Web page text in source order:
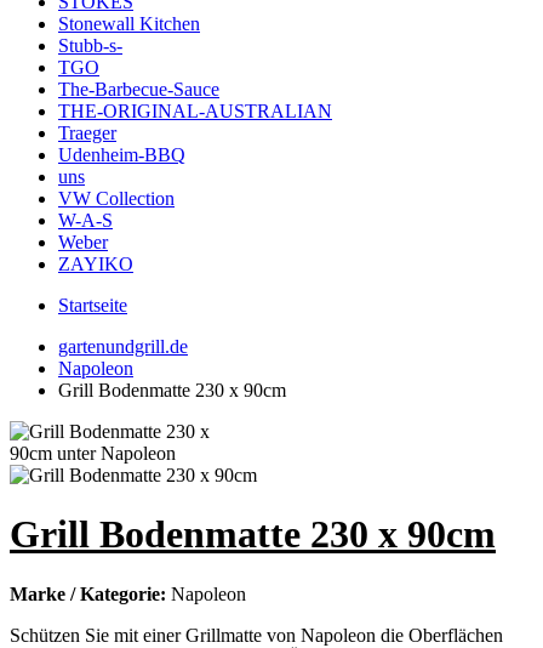
Stonewall Kitchen
Stubb-s-
TGO
The-Barbecue-Sauce
THE-ORIGINAL-AUSTRALIAN
Traeger
Udenheim-BBQ
uns
VW Collection
W-A-S
Weber
ZAYIKO
Startseite
gartenundgrill.de
Napoleon
Grill Bodenmatte 230 x 90cm
Grill Bodenmatte 230 x 90cm
Marke / Kategorie: Napoleon
Schützen Sie mit einer Grillmatte von Napoleon die Oberflächen